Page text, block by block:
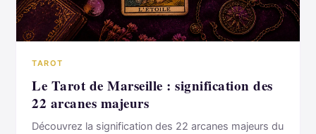
TAROT
Le Tarot de Marseille : signification des
22 arcanes majeurs
Découvrez la signification des 22 arcanes majeurs du